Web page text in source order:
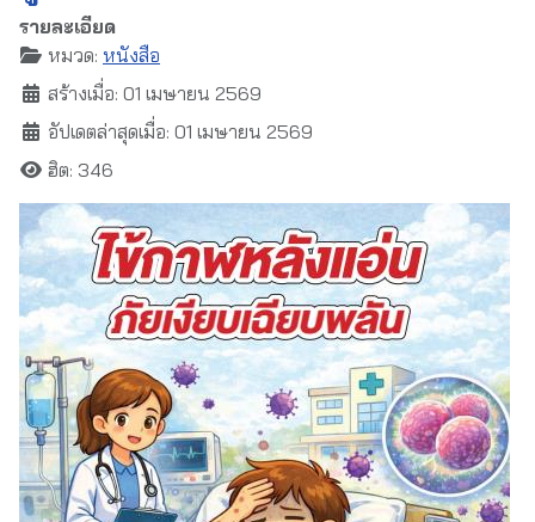
รายละเอียด
หมวด: หนังสือ
สร้างเมื่อ: 01 เมษายน 2569
อัปเดตล่าสุดเมื่อ: 01 เมษายน 2569
ฮิต: 346